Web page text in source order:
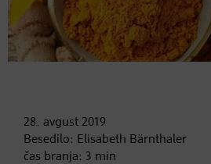
28. avgust 2019
Besedilo: Elisabeth Bärnthaler
čas branja: 3 min